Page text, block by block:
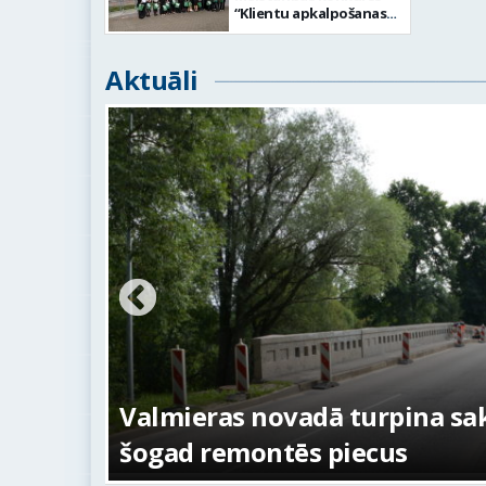
“Klientu apkalpošanas
speciālists 2026”
Aktuāli
Valmieras novadā turpina
šogad remontēs piecus